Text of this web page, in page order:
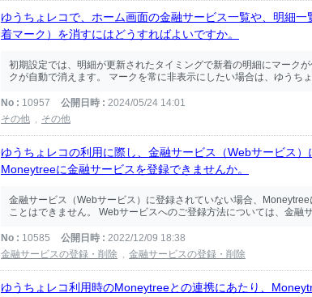
ゆうちょレコで、ホーム画面の金融サービス一覧や、明細
着マーク）を消すにはどうすればよいですか。
初期設定では、明細が更新されたタイミングで新着の明細にマーク
クが自動で消えます。 マークを常に非表示にしたい場合は、ゆうち
No 10957 公開日時
2024/05/24 14:01
その他
その他
ゆうちょレコの利用に際し、金融サービス（Webサービス）
Moneytreeに金融サービスを登録できませんか。
金融サービス（Webサービス）に登録されていない場合、
ことはできません。 Webサービスへのご登録方法については、金融
No 10585 公開日時
2022/12/09 18:38
金融サービスの登録・削除
金融サービスの登録・削除
ゆうちょレコ利用時のMoneytreeとの連携にあたり、